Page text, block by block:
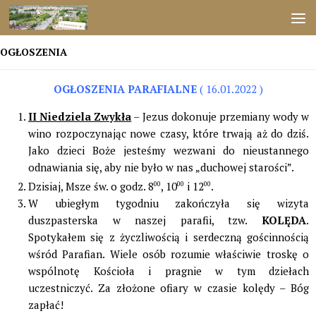
Przejdź do treści
OGŁOSZENIA
OGŁOSZENIA PARAFIALNE ( 16.01.2022 )
II Niedziela Zwykła – Jezus dokonuje przemiany wody w
wino rozpoczynając nowe czasy, które trwają aż do dziś.
Jako dzieci Boże jesteśmy wezwani do nieustannego
odnawiania się, aby nie było w nas „duchowej starości”.
Dzisiaj, Msze św. o godz. 800, 1000 i 1200.
W ubiegłym tygodniu zakończyła się wizyta
duszpasterska w naszej parafii, tzw. KOLĘDA.
Spotykałem się z życzliwością i serdeczną gościnnością
wśród Parafian. Wiele osób rozumie właściwie troskę o
wspólnotę Kościoła i pragnie w tym dziełach
uczestniczyć. Za złożone ofiary w czasie kolędy – Bóg
zapłać!